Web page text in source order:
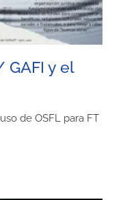
GAFI y el
de OSFL para FT